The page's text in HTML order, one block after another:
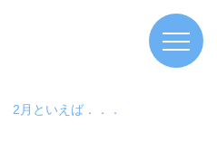
2月といえば．．．